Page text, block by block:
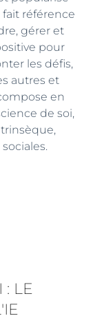
fait référence
gérer et
pour
les défis,
autres et
en
de soi,
: LE